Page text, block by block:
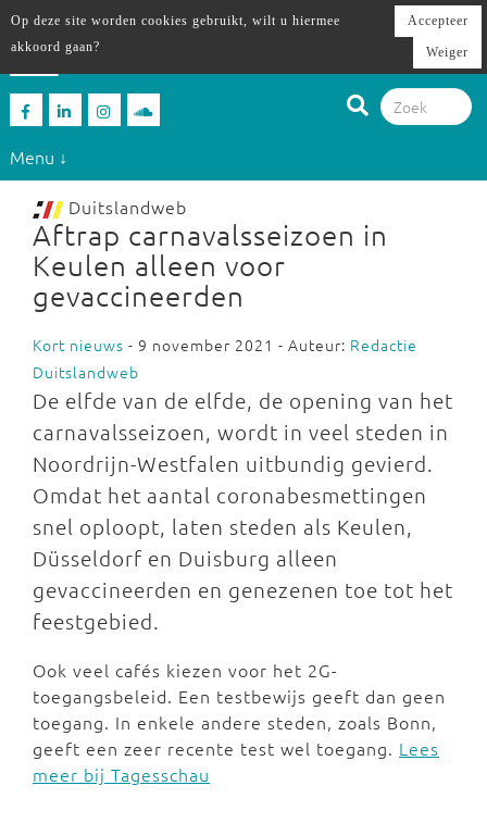
Menu ↓
Duitslandweb
Aftrap carnavalsseizoen in
Keulen alleen voor
gevaccineerden
Kort nieuws - 9 november 2021 - Auteur: Redactie
Duitslandweb
De elfde van de elfde, de opening van het
carnavalsseizoen, wordt in veel steden in
Noordrijn-Westfalen uitbundig gevierd.
Omdat het aantal coronabesmettingen
snel oploopt, laten steden als Keulen,
Düsseldorf en Duisburg alleen
gevaccineerden en genezenen toe tot het
feestgebied.
Ook veel cafés kiezen voor het 2G-
toegangsbeleid. Een testbewijs geeft dan geen
toegang. In enkele andere steden, zoals Bonn,
geeft een zeer recente test wel toegang. Lees
meer bij Tagesschau
Op deze site worden cookies gebruikt, wilt u hiermee
akkoord gaan?
Accepteer
Weiger